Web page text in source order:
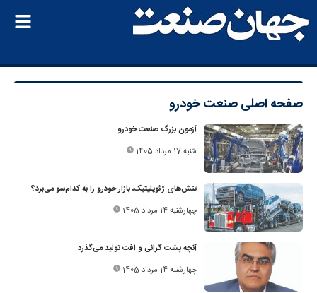
صفحه اصلیصنعت خودرو
آزمون بزرگ صنعت خودرو
شنبه 17 مرداد 1405
تنش‌های ژئوپلیتیک، بازار خودرو را به کدام‌سو می‌برد؟
چهارشنبه 14 مرداد 1405
آنچه پشت گرانی و افت تولید می‌گذرد
چهارشنبه 14 مرداد 1405